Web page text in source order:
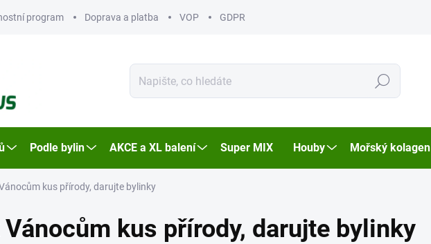
program Doprava a platba VOP GDPR
Hledat
Podle bylin AKCE a XL balení Super MIX Houby Mořský kolagen
kus přírody, darujte bylinky
Vánocům kus přírody, darujte bylinky